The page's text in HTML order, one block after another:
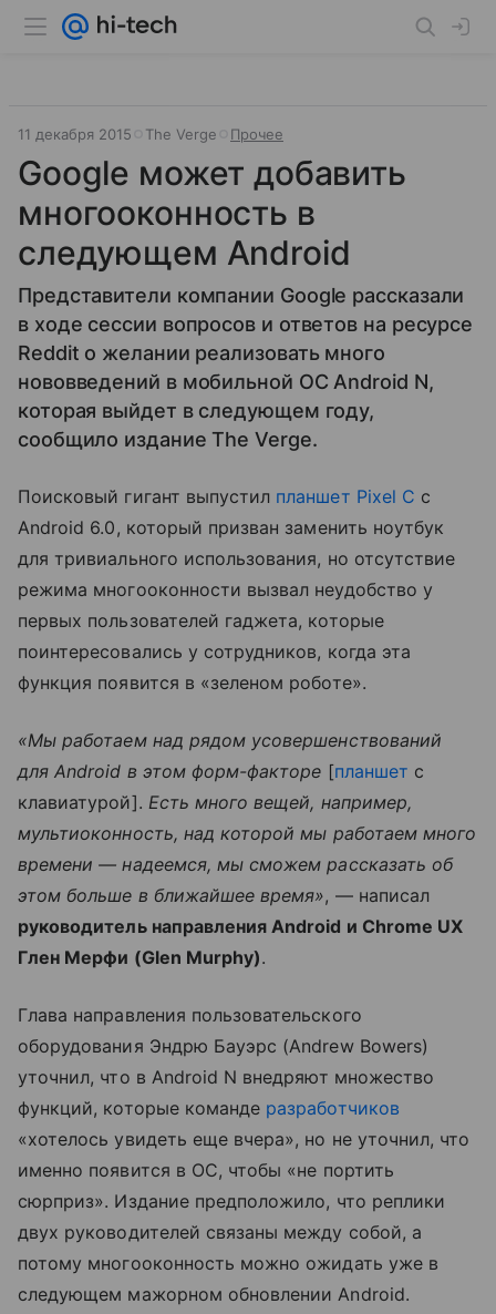
11 декабря 2015 The Verge Прочее
Google может добавить
многооконность в
следующем Android
Представители компании Google рассказали
в ходе сессии вопросов и ответов на ресурсе
Reddit о желании реализовать много
нововведений в мобильной ОС Android N,
которая выйдет в следующем году,
сообщило издание The Verge.
Поисковый гигант выпустил планшет Pixel C с
Android 6.0, который призван заменить ноутбук
для тривиального использования, но отсутствие
режима многооконности вызвал неудобство у
первых пользователей гаджета, которые
поинтересовались у сотрудников, когда эта
функция появится в «зеленом роботе».
«Мы работаем над рядом усовершенствований
для Android в этом форм-факторе [планшет с
клавиатурой]. Есть много вещей, например,
мультиоконность, над которой мы работаем много
времени — надеемся, мы сможем рассказать об
этом больше в ближайшее время», — написал
руководитель направления Android и Chrome UX
Глен Мерфи (Glen Murphy).
Глава направления пользовательского
оборудования Эндрю Бауэрс (Andrew Bowers)
уточнил, что в Android N внедряют множество
функций, которые команде разработчиков
«хотелось увидеть еще вчера», но не уточнил, что
именно появится в ОС, чтобы «не портить
сюрприз». Издание предположило, что реплики
двух руководителей связаны между собой, а
потому многооконность можно ожидать уже в
следующем мажорном обновлении Android.